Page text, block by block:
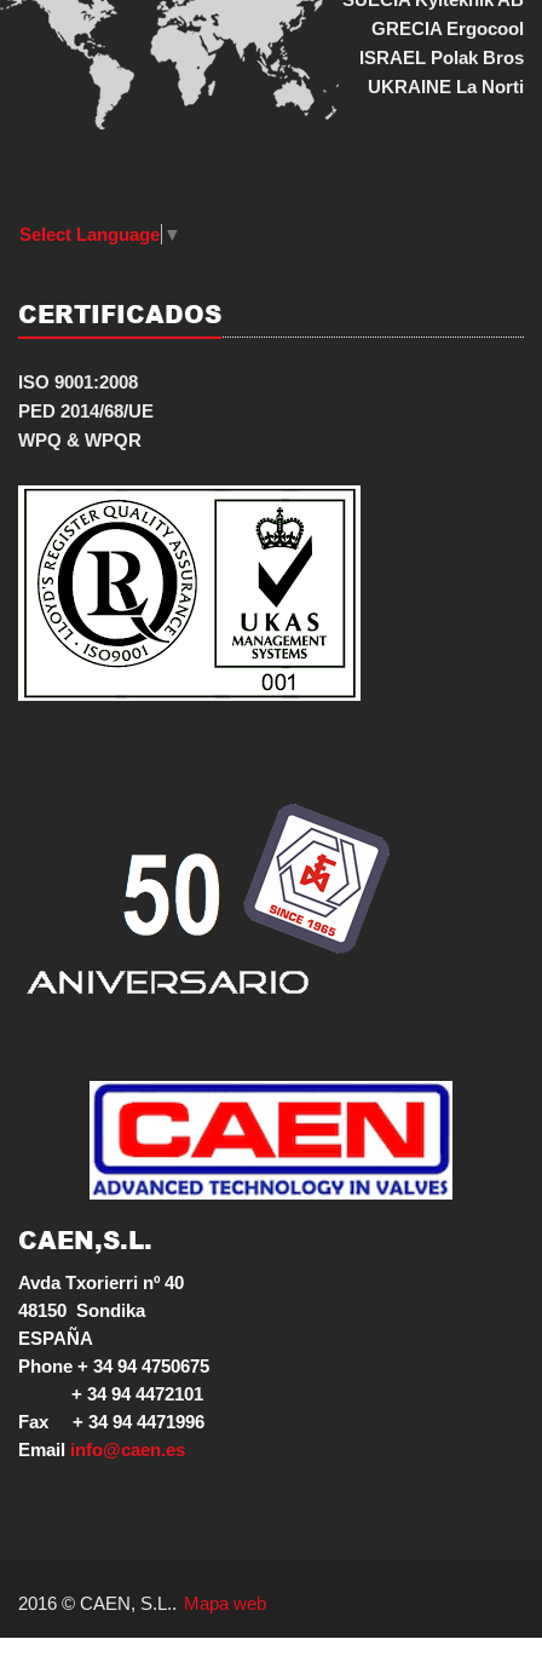
GRECIA Ergocool
ISRAEL Polak Bros
UKRAINE La Norti
Select Language ▼
CERTIFICADOS
ISO 9001:2008
PED 2014/68/UE
WPQ & WPQR
CAEN,S.L.
Avda Txorierri nº 40
48150  Sondika
ESPAÑA
Phone + 34 94 4750675
+ 34 94 4472101
Fax     + 34 94 4471996
Email info@caen.es
2016 © CAEN, S.L.. Mapa web